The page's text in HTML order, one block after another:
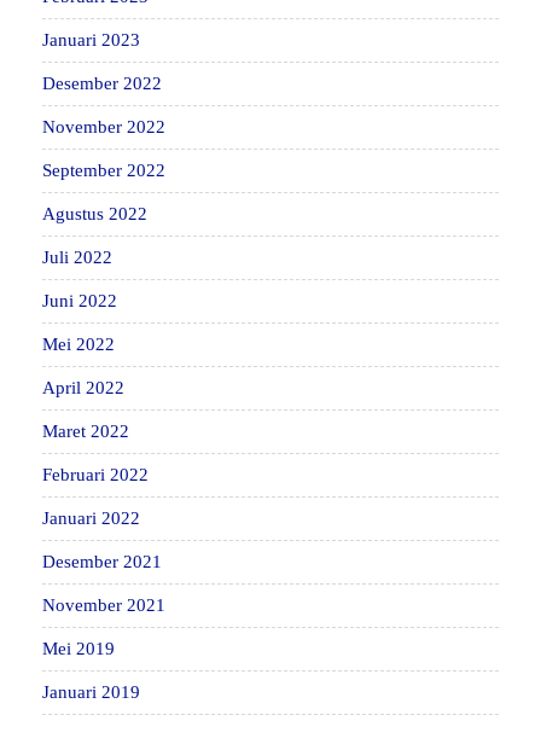
Januari 2023
Desember 2022
November 2022
September 2022
Agustus 2022
Juli 2022
Juni 2022
Mei 2022
April 2022
Maret 2022
Februari 2022
Januari 2022
Desember 2021
November 2021
Mei 2019
Januari 2019